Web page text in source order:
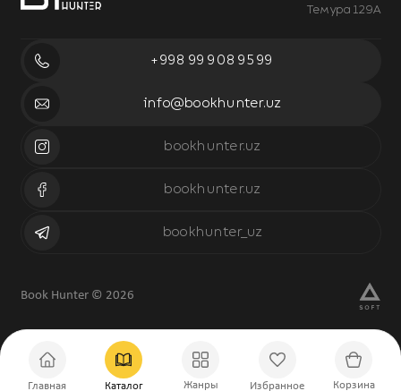
Главная Каталог Жанры Избранное Корзина
Темура 129А
+998 99 908 95 99
info@bookhunter.uz
bookhunter.uz
bookhunter.uz
bookhunter_uz
Book Hunter © 2026